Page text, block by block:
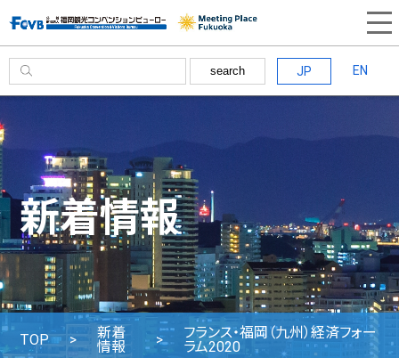
search JP EN
新着情報
TOP
新着
情報
フランス・福岡（九州）経済フォー
ラム2020